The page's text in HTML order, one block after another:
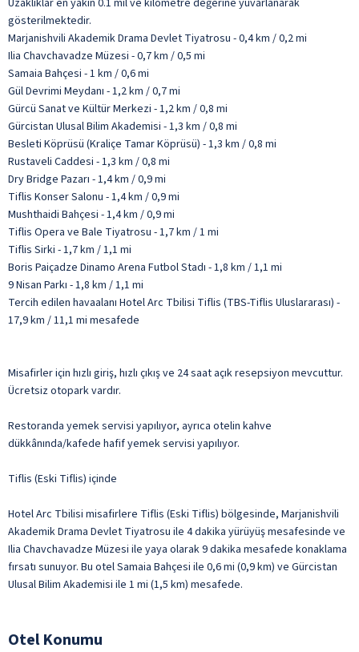
gösterilmektedir.
Marjanishvili Akademik Drama Devlet Tiyatrosu - 0,4 km / 0,2 mi
Ilia Chavchavadze Müzesi - 0,7 km / 0,5 mi
Samaia Bahçesi - 1 km / 0,6 mi
Gül Devrimi Meydanı - 1,2 km / 0,7 mi
Gürcü Sanat ve Kültür Merkezi - 1,2 km / 0,8 mi
Gürcistan Ulusal Bilim Akademisi - 1,3 km / 0,8 mi
Besleti Köprüsü (Kraliçe Tamar Köprüsü) - 1,3 km / 0,8 mi
Rustaveli Caddesi - 1,3 km / 0,8 mi
Dry Bridge Pazarı - 1,4 km / 0,9 mi
Tiflis Konser Salonu - 1,4 km / 0,9 mi
Mushthaidi Bahçesi - 1,4 km / 0,9 mi
Tiflis Opera ve Bale Tiyatrosu - 1,7 km / 1 mi
Tiflis Sirki - 1,7 km / 1,1 mi
Boris Paiçadze Dinamo Arena Futbol Stadı - 1,8 km / 1,1 mi
9 Nisan Parkı - 1,8 km / 1,1 mi
Tercih edilen havaalanı Hotel Arc Tbilisi Tiflis (TBS-Tiflis Uluslararası) -
17,9 km / 11,1 mi mesafede
Misafirler için hızlı giriş, hızlı çıkış ve 24 saat açık resepsiyon mevcuttur.
Ücretsiz otopark vardır.
Restoranda yemek servisi yapılıyor, ayrıca otelin kahve
dükkânında/kafede hafif yemek servisi yapılıyor.
Tiflis (Eski Tiflis) içinde
Hotel Arc Tbilisi misafirlere Tiflis (Eski Tiflis) bölgesinde, Marjanishvili
Akademik Drama Devlet Tiyatrosu ile 4 dakika yürüyüş mesafesinde ve
Ilia Chavchavadze Müzesi ile yaya olarak 9 dakika mesafede konaklama
fırsatı sunuyor. Bu otel Samaia Bahçesi ile 0,6 mi (0,9 km) ve Gürcistan
Ulusal Bilim Akademisi ile 1 mi (1,5 km) mesafede.
Otel Konumu